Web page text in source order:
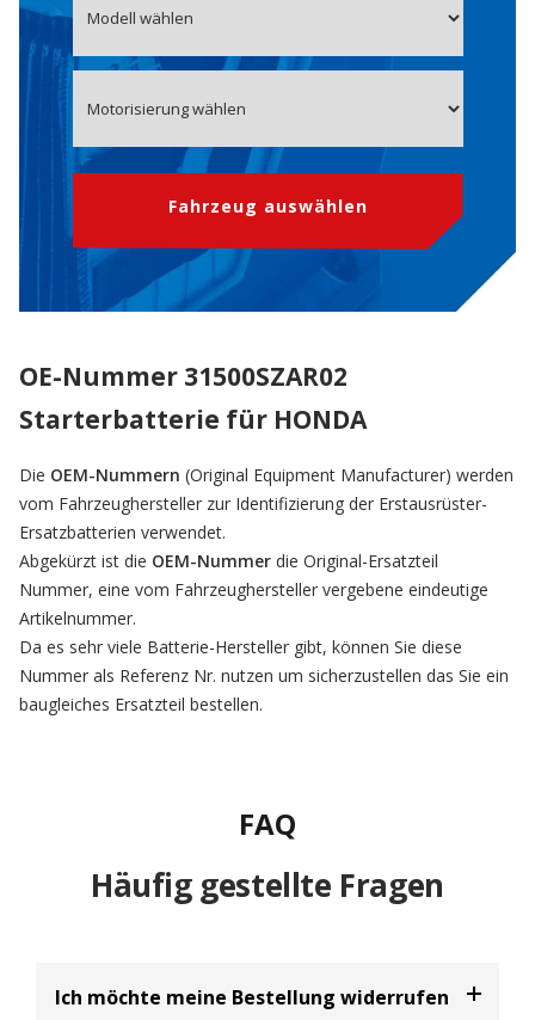
Fahrzeug auswählen
OE-Nummer 31500SZAR02
Starterbatterie für HONDA
Die OEM-Nummern (Original Equipment Manufacturer) werden
vom Fahrzeughersteller zur Identifizierung der Erstausrüster-
Ersatzbatterien verwendet.
Abgekürzt ist die OEM-Nummer die Original-Ersatzteil
Nummer, eine vom Fahrzeughersteller vergebene eindeutige
Artikelnummer.
Da es sehr viele Batterie-Hersteller gibt, können Sie diese
Nummer als Referenz Nr. nutzen um sicherzustellen das Sie ein
baugleiches Ersatzteil bestellen.
FAQ
Häufig gestellte Fragen
Ich möchte meine Bestellung widerrufen